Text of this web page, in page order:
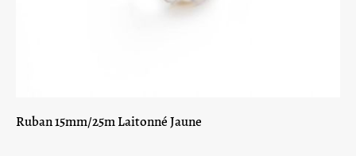
Ruban 15mm/25m Laitonné Jaune